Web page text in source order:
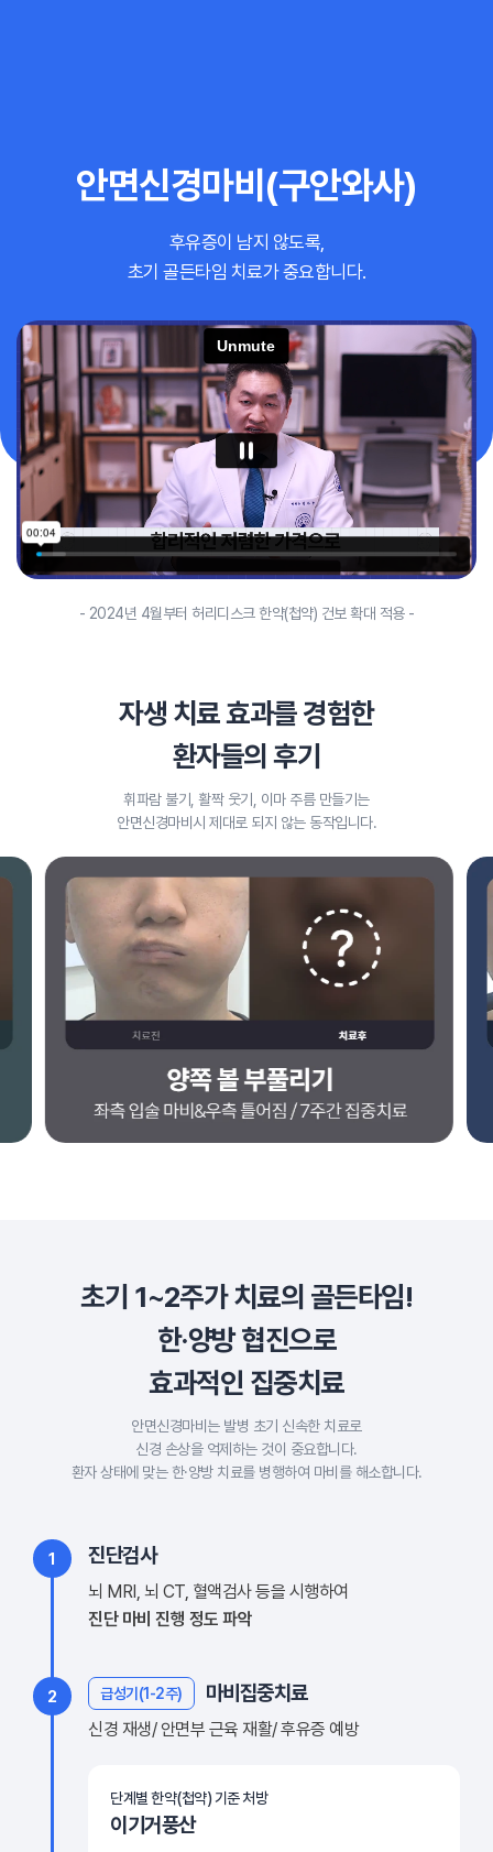
#교통사고후유증 #허리디스크 #목디스크
#추나요법
안면신경마비 (구안와사)
후유증이 남지 않도록,
초기 골든타임 치료가 중요합니다.
- 2024년 4월부터 허리디스크 한약(첩약) 건보 확대 적용 -
자생 치료 효과를 경험한
환자들의 후기
휘파람 불기, 활짝 웃기, 이마 주름 만들기는
안면신경마비시 제대로 되지 않는 동작입니다.
초기 1~2주가 치료의 골든타임!
한·양방 협진으로
효과적인 집중치료
안면신경마비는 발병 초기 신속한 치료로
신경 손상을 억제하는 것이 중요합니다.
환자 상태에 맞는 한·양방 치료를 병행하여 마비를 해소합니다.
1 진단검사
뇌 MRI, 뇌 CT, 혈액검사 등을 시행하여
진단 마비 진행 정도 파악
2 급성기(1-2주) 마비집중치료
신경 재생/ 안면부 근육 재활/ 후유증 예방
단계별 한약(첩약) 기준 처방
이기거풍산